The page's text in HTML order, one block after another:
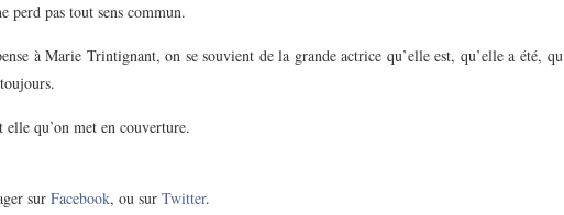
perd pas tout sens commun.
à Marie Trintignant, on se souvient de la grande actrice qu’elle est, qu’elle a été,
elle qu’on met en couverture.
sur Facebook, ou sur Twitter.